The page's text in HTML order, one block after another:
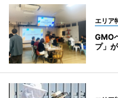
エリア
GMO
プ」